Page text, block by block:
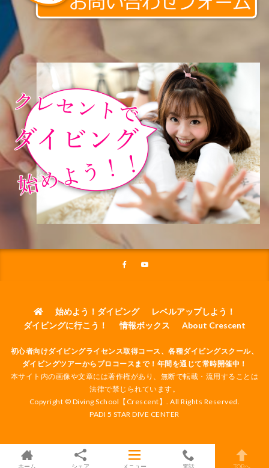
始めよう！ダイビング
レベルアップしよう！
ダイビングに行こう！
情報ボックス About Crescent
初心者向けダイビングライセンス取得コース、各種ダイビングスクール、
ダイビングツアーからプロコースまで！年間を通じて常時開催中！
本サイト内の画像や文章には著作権があり、無断で転載・流用することは
法律で禁じられています。
Copyright © Diving School【Crescent】. All Rights Reserved.
PADI 5 STAR DIVE CENTER
ホーム シェア メニュー 電話 TOPへ